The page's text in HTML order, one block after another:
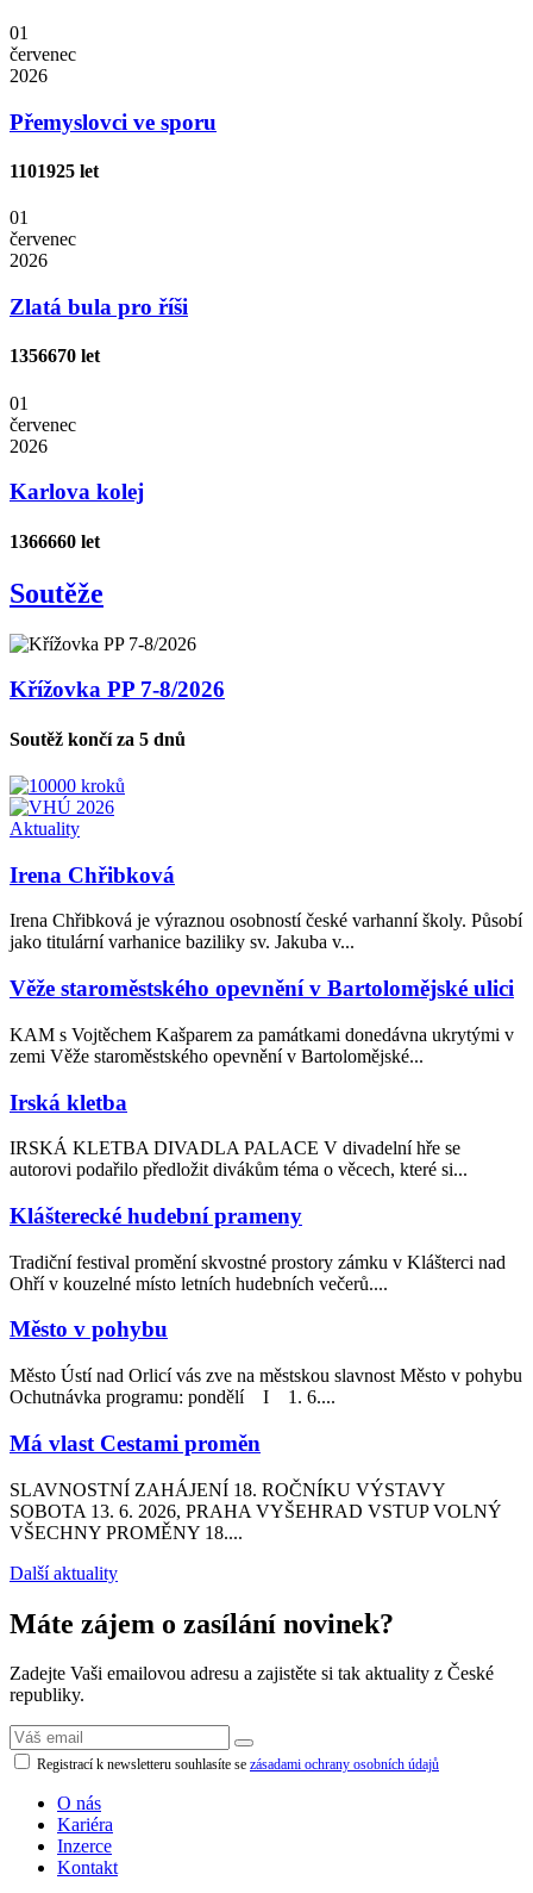
01
červenec
2026
Přemyslovci ve sporu
1101925 let
01
červenec
2026
Zlatá bula pro říši
1356670 let
01
červenec
2026
Karlova kolej
1366660 let
Soutěže
Křížovka PP 7-8/2026
Soutěž končí za 5 dnů
Aktuality
Irena Chřibková
Irena Chřibková je výraznou osobností české varhanní školy. Působí
jako titulární varhanice baziliky sv. Jakuba v...
Věže staroměstského opevnění v Bartolomějské ulici
KAM s Vojtěchem Kašparem za památkami donedávna ukrytými v
zemi Věže staroměstského opevnění v Bartolomějské...
Irská kletba
IRSKÁ KLETBA DIVADLA PALACE V divadelní hře se
autorovi podařilo předložit divákům téma o věcech, které si...
Klášterecké hudební prameny
Tradiční festival promění skvostné prostory zámku v Klášterci nad
Ohří v kouzelné místo letních hudebních večerů....
Město v pohybu
Město Ústí nad Orlicí vás zve na městskou slavnost Město v pohybu
Ochutnávka programu: pondělí I 1. 6....
Má vlast Cestami proměn
SLAVNOSTNÍ ZAHÁJENÍ 18. ROČNÍKU VÝSTAVY
SOBOTA 13. 6. 2026, PRAHA VYŠEHRAD VSTUP VOLNÝ
VŠECHNY PROMĚNY 18....
Další aktuality
Máte zájem o zasílání novinek?
Zadejte Vaši emailovou adresu a zajistěte si tak aktuality z České
republiky.
Registrací k newsletteru souhlasíte se zásadami ochrany osobních údajů
O nás
Kariéra
Inzerce
Kontakt